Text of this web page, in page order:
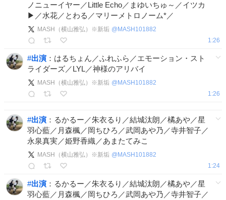
ノニューイヤー／Little Echo／まゆいちゅ～／イツカ
▶／水花／とわる／マリーメトロノーム*／
MASH（横山雅弘）※新垢 @ MASH101882
1:26
#出演 ：はるちょん／ふれふら／エモーション・スト
ライダーズ／LYL／神様のアリバイ
MASH（横山雅弘）※新垢 @ MASH101882
1:26
#出演 ：るかるー／朱衣るり／結城汰朗／橘あや／星
羽心藍／月森楓／岡ちひろ／武岡あや乃／寺井智子／
永泉真実／姫野香織／あまたてみこ
MASH（横山雅弘）※新垢 @ MASH101882
1:24
#出演 ：るかるー／朱衣るり／結城汰朗／橘あや／星
羽心藍／月森楓／岡ちひろ／武岡あや乃／寺井智子／